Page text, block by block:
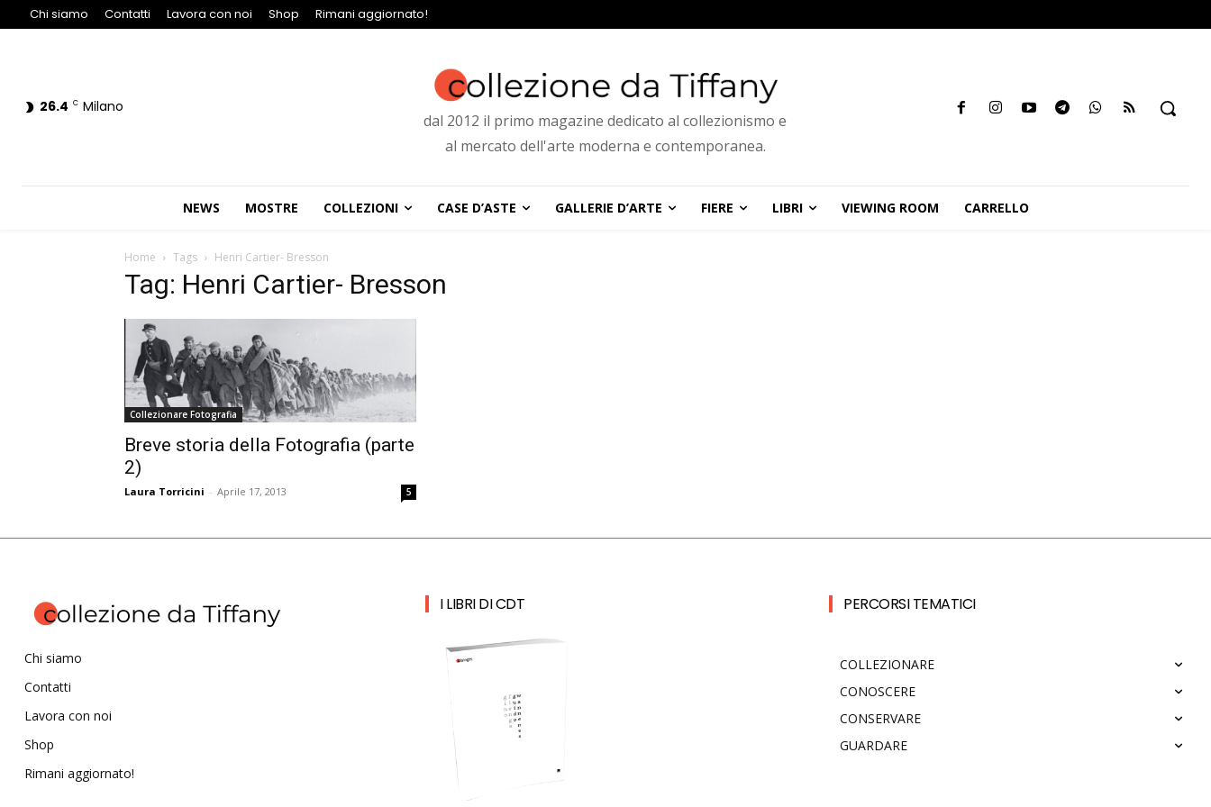
Chi siamo Contatti Lavora con noi Shop Rimani aggiornato!
26.4 C Milano
dal 2012 il primo magazine dedicato al collezionismo e
al mercato dell'arte moderna e contemporanea.
NEWS MOSTRE COLLEZIONI CASE D’ASTE GALLERIE D’ARTE FIERE LIBRI VIEWING ROOM CARRELLO
Home Tags Henri Cartier- Bresson
Tag: Henri Cartier- Bresson
Collezionare Fotografia
Breve storia della Fotografia (parte
2)
Laura Torricini - Aprile 17, 2013 5
Chi siamo
Contatti
Lavora con noi
Shop
Rimani aggiornato!
I LIBRI DI CDT PERCORSI TEMATICI
COLLEZIONARE
CONOSCERE
CONSERVARE
GUARDARE